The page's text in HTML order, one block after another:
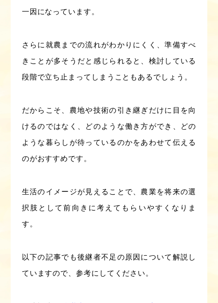
一因になっています。
さらに就農までの流れがわかりにくく、準備すべ
きことが多そうだと感じられると、検討している
段階で立ち止まってしまうこともあるでしょう。
だからこそ、農地や技術の引き継ぎだけに目を向
けるのではなく、どのような働き方ができ、どの
ような暮らしが待っているのかをあわせて伝える
のがおすすめです。
生活のイメージが見えることで、農業を将来の選
択肢として前向きに考えてもらいやすくなりま
す。
以下の記事でも後継者不足の原因について解説し
ていますので、参考にしてください。